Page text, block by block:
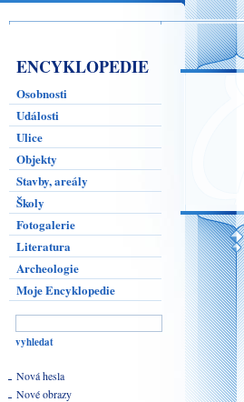
ENCYKLOPEDIE
Osobnosti
Události
Ulice
Objekty
Stavby, areály
Školy
Fotogalerie
Literatura
Archeologie
Moje Encyklopedie
Nová hesla
Nové obrazy